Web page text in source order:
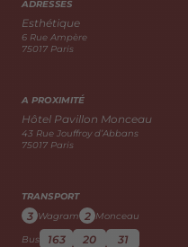
ADRESSES
Esthétique
6 Rue Ampère
75017 Paris
A PROXIMITÉ
Hôtel Pavillon Monceau
43 Rue Jouffroy d’Abbans
75017 Paris
TRANSPORT
3 Wagram 2 Monceau
Bus
163 20 31